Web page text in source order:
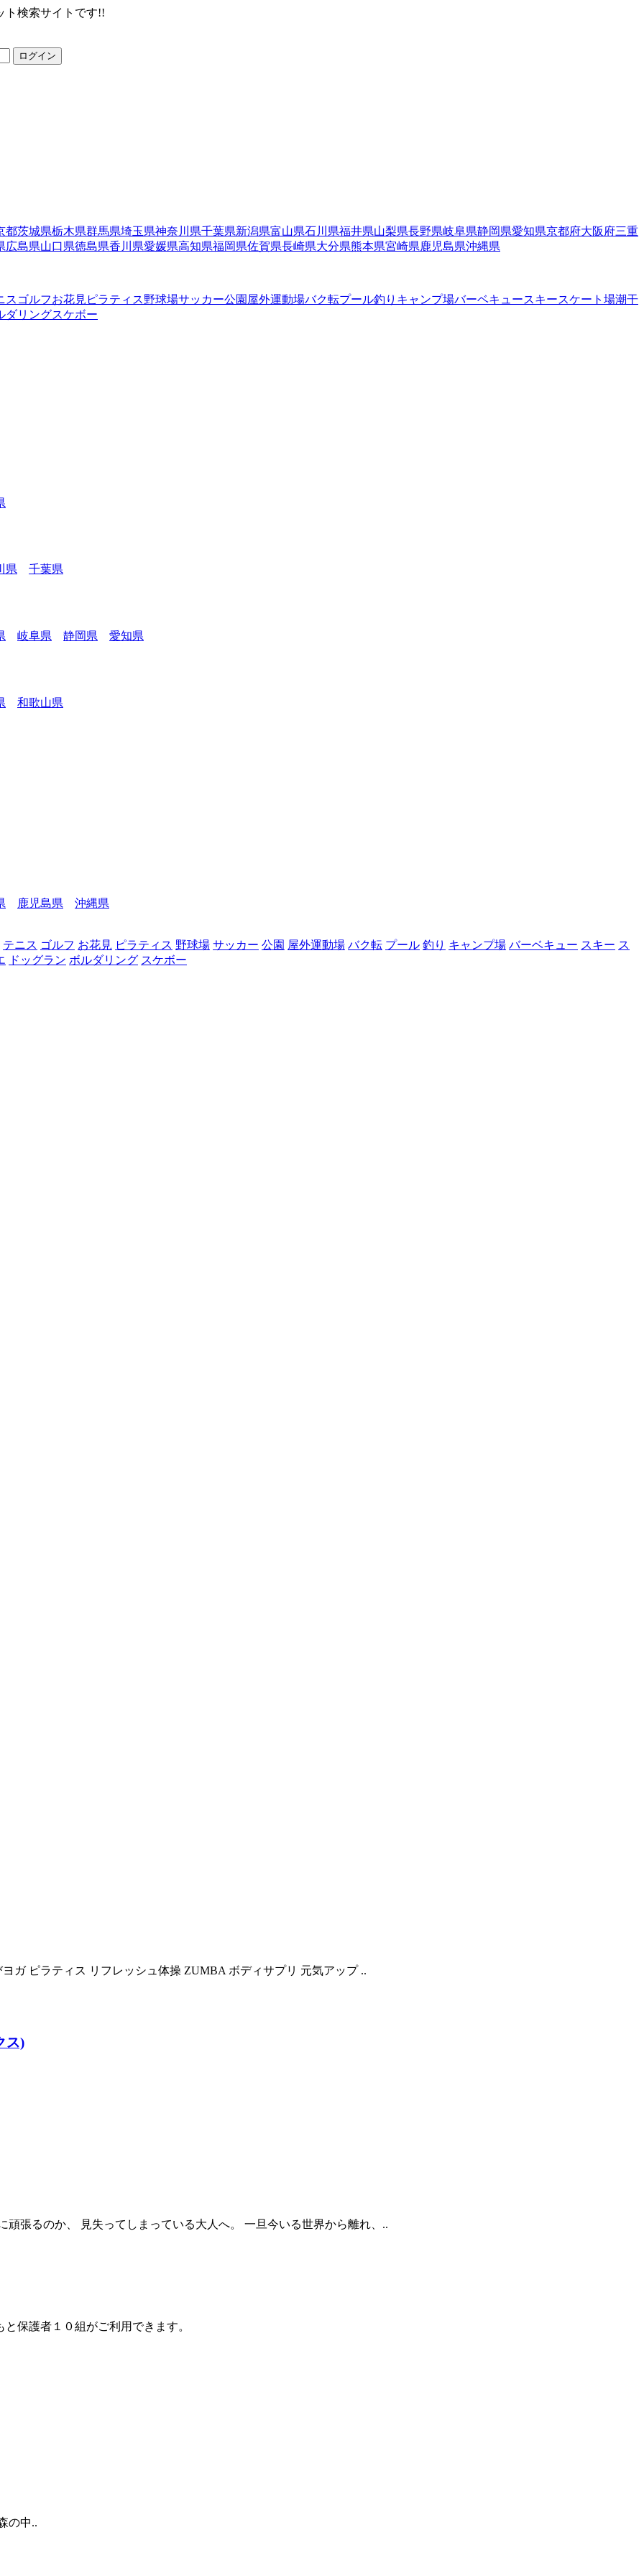
ト検索サイトです!!
ログイン
都茨城県栃木県群馬県埼玉県神奈川県千葉県新潟県富山県石川県福井県山梨県長野県岐阜県静岡県愛知県京都府大阪府三重
広島県山口県徳島県香川県愛媛県高知県福岡県佐賀県長崎県大分県熊本県宮崎県鹿児島県沖縄県
ス ゴルフお花見 ピラティス野球場サッカー公園 屋外運動場バク転プール釣り キャンプ場バーベキュースキースケート場潮干
ダリングスケボー
県 千葉県
岐阜県 静岡県 愛知県
和歌山県
鹿児島県
沖縄県
テニス ゴルフ お花見 ピラティス 野球場 サッカー 公園 屋外運動場 バク転 プール 釣り キャンプ場 バーベキュー スキー ス
ドッグラン ボルダリング スケボー
ガ ピラティス リフレッシュ体操 ZUMBA ボディサプリ 元気アップ ..
ス)
張るのか、 見失ってしまっている大人へ。 一旦今いる世界から離れ、..
保護者１０組がご利用できます。
の中..